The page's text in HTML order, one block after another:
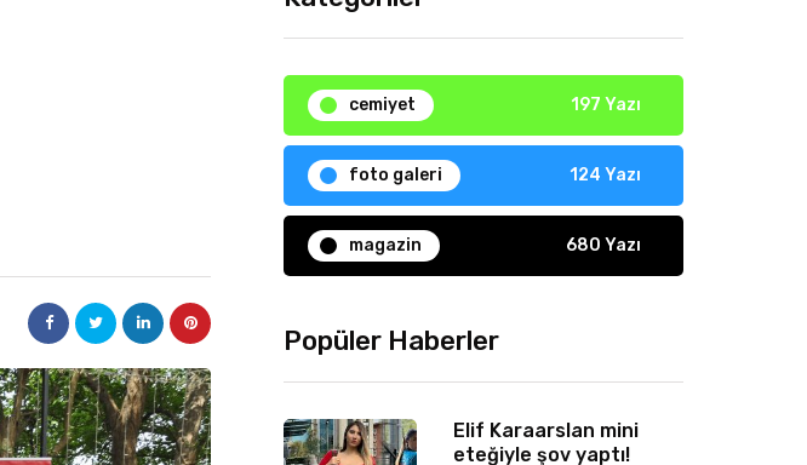
cemiyet 197 Yazı
foto galeri 124 Yazı
magazin 680 Yazı
Popüler Haberler
Elif Karaarslan mini
eteğiyle şov yaptı!